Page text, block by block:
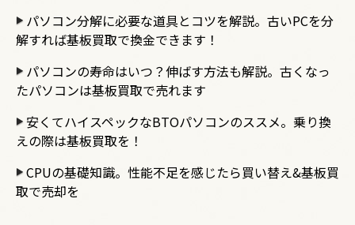
パソコン分解に必要な道具とコツを解説。古いPCを分
解すれば基板買取で換金できます！
パソコンの寿命はいつ？伸ばす方法も解説。古くなっ
たパソコンは基板買取で売れます
安くてハイスペックなBTOパソコンのススメ。乗り換
えの際は基板買取を！
CPUの基礎知識。性能不足を感じたら買い替え&基板買
取で売却を